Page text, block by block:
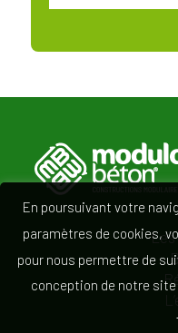
En poursuivant votre
paramètres de cookies,
pour nous permettre de
conception de notre